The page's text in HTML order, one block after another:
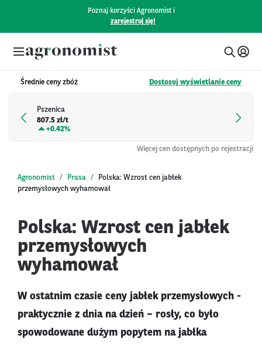
Poznaj korzyści Agronomist i
zarejestruj się!
Średnie ceny zbóż Dostosuj wyświetlanie ceny
Pszenica
807.5 zł/t
+0.42%
Więcej cen dostępnych po rejestracji
Agronomist Prasa
Polska: Wzrost cen jabłek
przemysłowych wyhamował
Polska: Wzrost cen jabłek
przemysłowych
wyhamował
W ostatnim czasie ceny jabłek przemysłowych -
praktycznie z dnia na dzień – rosły, co było
spowodowane dużym popytem na jabłka